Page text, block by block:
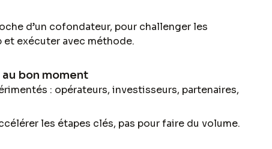
d’un cofondateur, pour challenger les
et exécuter avec méthode.
bon moment
: opérateurs, investisseurs, partenaires,
les étapes clés, pas pour faire du volume.